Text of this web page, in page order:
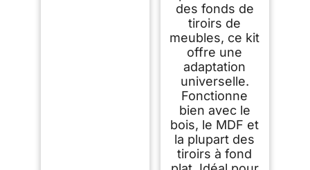
des fonds de
tiroirs de
meubles, ce kit
offre une
adaptation
universelle.
Fonctionne
bien avec le
bois, le MDF et
la plupart des
tiroirs à fond